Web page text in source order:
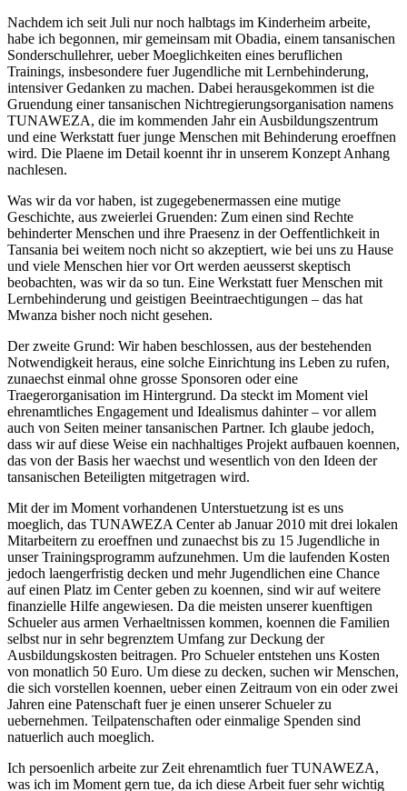
Nachdem ich seit Juli nur noch halbtags im Kinderheim arbeite,
habe ich begonnen, mir gemeinsam mit Obadia, einem tansanischen
Sonderschullehrer, ueber Moeglichkeiten eines beruflichen
Trainings, insbesondere fuer Jugendliche mit Lernbehinderung,
intensiver Gedanken zu machen. Dabei herausgekommen ist die
Gruendung einer tansanischen Nichtregierungsorganisation namens
TUNAWEZA, die im kommenden Jahr ein Ausbildungszentrum
und eine Werkstatt fuer junge Menschen mit Behinderung eroeffnen
wird. Die Plaene im Detail koennt ihr in unserem Konzept Anhang
nachlesen.
Was wir da vor haben, ist zugegebenermassen eine mutige
Geschichte, aus zweierlei Gruenden: Zum einen sind Rechte
behinderter Menschen und ihre Praesenz in der Oeffentlichkeit in
Tansania bei weitem noch nicht so akzeptiert, wie bei uns zu Hause
und viele Menschen hier vor Ort werden aeusserst skeptisch
beobachten, was wir da so tun. Eine Werkstatt fuer Menschen mit
Lernbehinderung und geistigen Beeintraechtigungen – das hat
Mwanza bisher noch nicht gesehen.
Der zweite Grund: Wir haben beschlossen, aus der bestehenden
Notwendigkeit heraus, eine solche Einrichtung ins Leben zu rufen,
zunaechst einmal ohne grosse Sponsoren oder eine
Traegerorganisation im Hintergrund. Da steckt im Moment viel
ehrenamtliches Engagement und Idealismus dahinter – vor allem
auch von Seiten meiner tansanischen Partner. Ich glaube jedoch,
dass wir auf diese Weise ein nachhaltiges Projekt aufbauen koennen,
das von der Basis her waechst und wesentlich von den Ideen der
tansanischen Beteiligten mitgetragen wird.
Mit der im Moment vorhandenen Unterstuetzung ist es uns
moeglich, das TUNAWEZA Center ab Januar 2010 mit drei lokalen
Mitarbeitern zu eroeffnen und zunaechst bis zu 15 Jugendliche in
unser Trainingsprogramm aufzunehmen. Um die laufenden Kosten
jedoch laengerfristig decken und mehr Jugendlichen eine Chance
auf einen Platz im Center geben zu koennen, sind wir auf weitere
finanzielle Hilfe angewiesen. Da die meisten unserer kuenftigen
Schueler aus armen Verhaeltnissen kommen, koennen die Familien
selbst nur in sehr begrenztem Umfang zur Deckung der
Ausbildungskosten beitragen. Pro Schueler entstehen uns Kosten
von monatlich 50 Euro. Um diese zu decken, suchen wir Menschen,
die sich vorstellen koennen, ueber einen Zeitraum von ein oder zwei
Jahren eine Patenschaft fuer je einen unserer Schueler zu
uebernehmen. Teilpatenschaften oder einmalige Spenden sind
natuerlich auch moeglich.
Ich persoenlich arbeite zur Zeit ehrenamtlich fuer TUNAWEZA,
was ich im Moment gern tue, da ich diese Arbeit fuer sehr wichtig